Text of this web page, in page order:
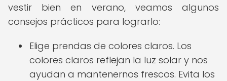
vestir bien en verano, veamos algunos
consejos prácticos para lograrlo:
Elige prendas de colores claros. Los
colores claros reflejan la luz solar y nos
ayudan a mantenernos frescos. Evita los